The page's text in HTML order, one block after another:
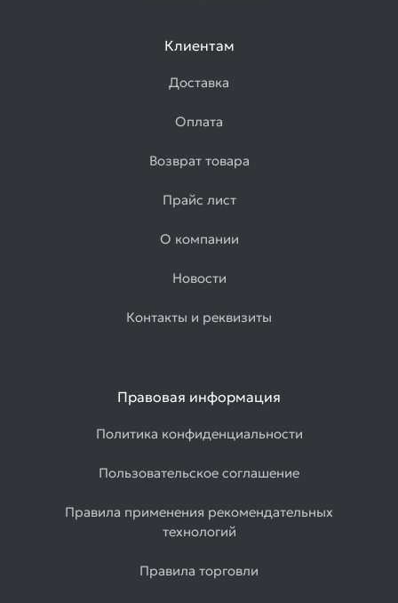
Клиентам
Доставка
Оплата
Возврат товара
Прайс лист
О компании
Новости
Контакты и реквизиты
Правовая информация
Политика конфиденциальности
Пользовательское соглашение
Правила применения рекомендательных
технологий
Правила торговли